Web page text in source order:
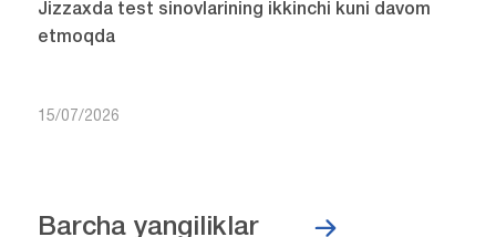
Jizzaxda test sinovlarining ikkinchi kuni davom
etmoqda
15/07/2026
Barcha yangiliklar